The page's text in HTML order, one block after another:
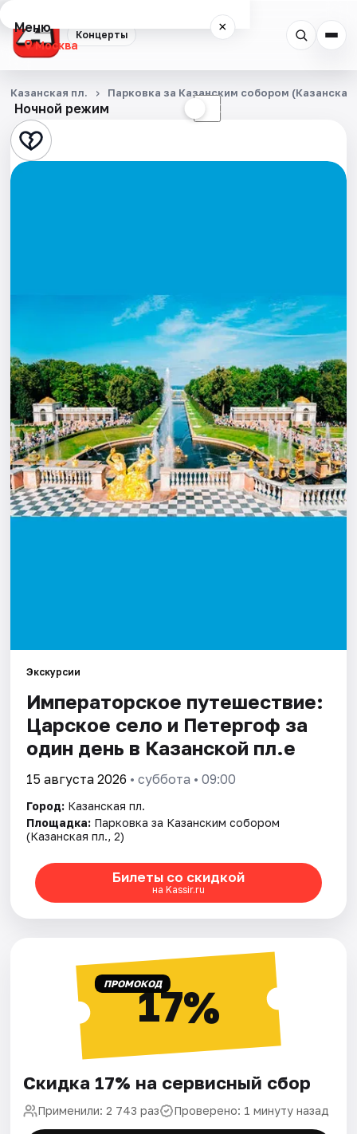
Концерты
Меню ×
Москва
Концерты
Города
Ночной режим ☾
Казанская пл. Парковка за Казанским собором (Казанская
Экскурсии
Императорское путешествие:
Царское село и Петергоф за
один день в Казанской пл.е
15 августа 2026 • суббота • 09:00
Город: Казанская пл.
Площадка: Парковка за Казанским собором
(Казанская пл., 2)
Билеты со скидкой
на Kassir.ru
ПРОМОКОД17%
Скидка 17% на сервисный сбор
Применили: 2 743 раз Проверено: 1 минуту назад